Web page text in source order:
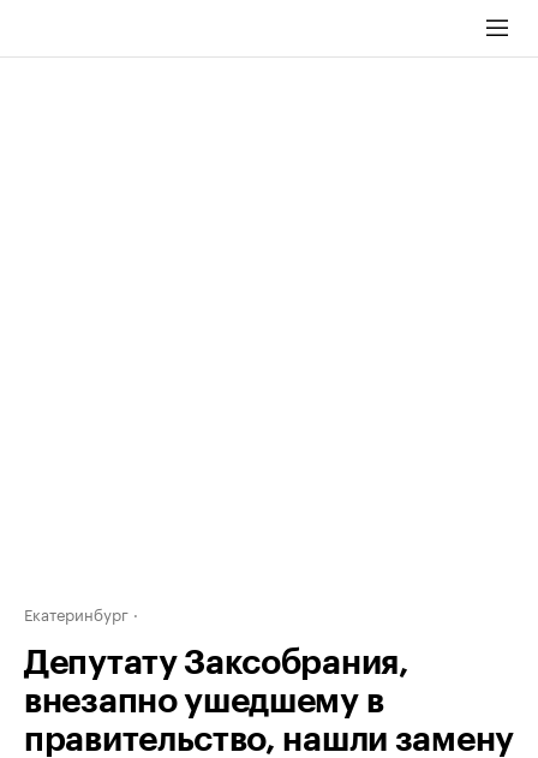
Екатеринбург
Депутату Заксобрания,
внезапно ушедшему в
правительство, нашли замену